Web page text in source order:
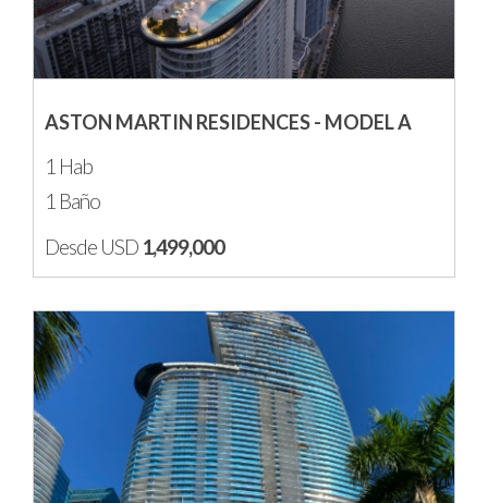
ASTON MARTIN RESIDENCES - MODEL A
1 Hab
1 Baño
Desde USD 1,499,000